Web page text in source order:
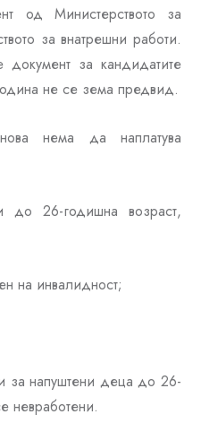
од Министерството за
за внатрешни работи.
документ за кандидатите
не се зема предвид.
нема да наплатува
26-годишна возраст,
на инвалидност;
напуштени деца до 26-
невработени.